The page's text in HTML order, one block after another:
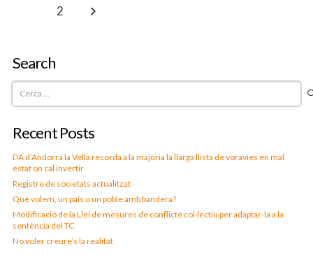
2
Search
Cerca:
Recent Posts
DA d’Andorra la Vella recorda a la majoria la llarga llista de voravies en mal
estat on cal invertir
Registre de societats actualitzat
Què volem, un país o un poble amb bandera?
Modificació de la Llei de mesures de conflicte col·lectiu per adaptar-la a la
sentència del TC
No voler creure’s la realitat